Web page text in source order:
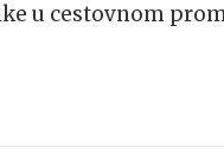
u cestovnom